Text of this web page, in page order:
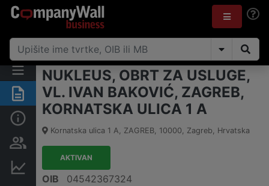
Sažetak
Financijski podaci
NUKLEUS, OBRT ZA USLUGE,
VL. IVAN BAKOVIĆ, ZAGREB,
KORNATSKA ULICA 1 A
Kornatska ulica 1 A, ZAGREB, 10000, Zagreb, Hrvatska
AKTIVAN
OIB
04542367324